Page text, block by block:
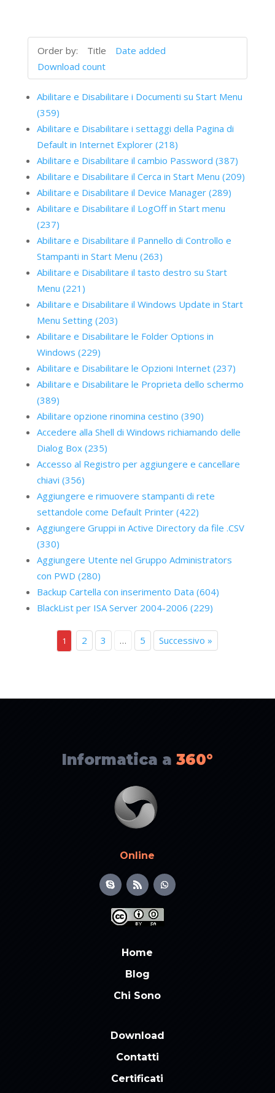
Order by: Title
Date added
Download count
Abilitare e Disabilitare i Documenti su Start Menu
(359)
Abilitare e Disabilitare i settaggi della Pagina di
Default in Internet Explorer (218)
Abilitare e Disabilitare il cambio Password (387)
Abilitare e Disabilitare il Cerca in Start Menu (209)
Abilitare e Disabilitare il Device Manager (289)
Abilitare e Disabilitare il LogOff in Start menu
(237)
Abilitare e Disabilitare il Pannello di Controllo e
Stampanti in Start Menu (263)
Abilitare e Disabilitare il tasto destro su Start
Menu (221)
Abilitare e Disabilitare il Windows Update in Start
Menu Setting (203)
Abilitare e Disabilitare le Folder Options in
Windows (229)
Abilitare e Disabilitare le Opzioni Internet (237)
Abilitare e Disabilitare le Proprieta dello schermo
(389)
Abilitare opzione rinomina cestino (390)
Accedere alla Shell di Windows richiamando delle
Dialog Box (235)
Accesso al Registro per aggiungere e cancellare
chiavi (356)
Aggiungere e rimuovere stampanti di rete
settandole come Default Printer (422)
Aggiungere Gruppi in Active Directory da file .CSV
(330)
Aggiungere Utente nel Gruppo Administrators
con PWD (280)
Backup Cartella con inserimento Data (604)
BlackList per ISA Server 2004-2006 (229)
1 2 3 … 5 Successivo »
Informatica a 360°
Online
Home
Blog
Chi Sono
Download
Contatti
Certificati